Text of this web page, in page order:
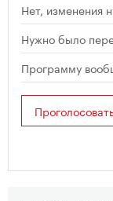
Нет, изменения
Нужно было
Программу